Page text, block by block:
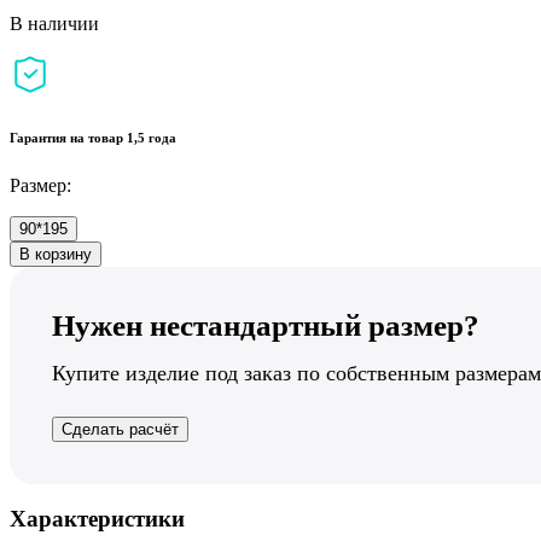
В наличии
Гарантия на товар 1,5 года
Размер:
90*195
В корзину
Нужен нестандартный размер?
Купите изделие под заказ по собственным
Сделать расчёт
Характеристики